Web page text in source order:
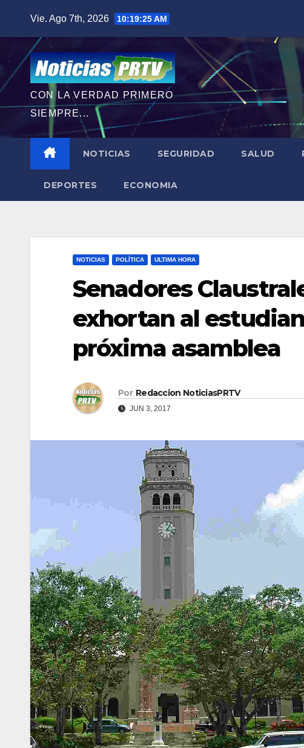
contenido
Vie. Ago 7th, 2026 10:19:26 AM
CON LA VERDAD PRIMERO
SIEMPRE...
NOTICIAS SEGURIDAD SALUD
DEPORTES ECONOMIA
NOTICIAS POLÍTICA ULTIMA HORA
Senadores
exhortan al
próxima asamblea
Por Redaccion NoticiasPRTV
JUN 3, 2017